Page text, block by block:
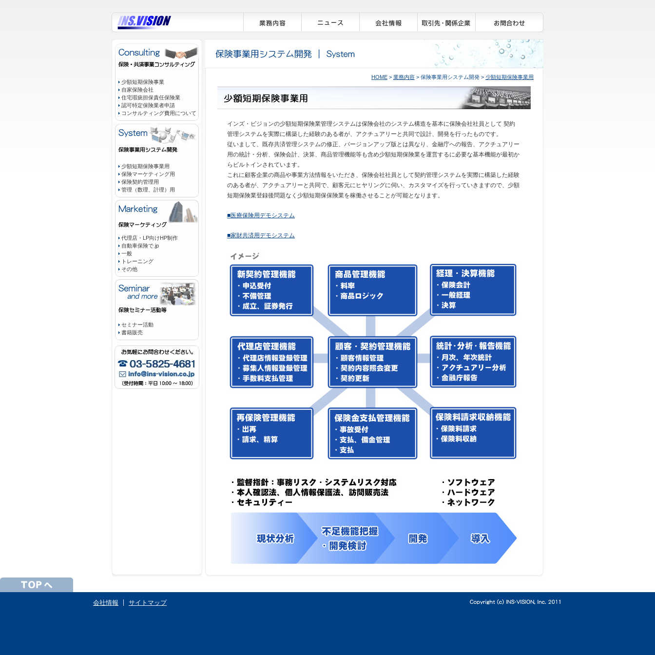
少額短期保険事業
自家保険会社
住宅瑕疵担保責任保険業
認可特定保険業者申請
コンサルティング費用について
少額短期保険事業用
保険マーケティング用
保険契約管理用
管理（数理、計理）用
代理店・LP向けHP制作
自動車保険で.jp
一般
トレーニング
その他
セミナー活動
書籍販売
HOME > 業務内容 > 保険事業用システム開発 > 少額短期保険事業用
インズ・ビジョンの少額短期保険業管理システムは保険会社のシステム構造を基本に保険会社社員として 契約
管理システムを実際に構築した経験のある者が、アクチュアリーと共同で設計、開発を行ったものです。
従いまして、既存共済管理システムの修正、バージョンアップ版とは異なり、金融庁への報告、アクチュアリー
用の統計・分析、保険会計、決算、商品管理機能等も含め少額短期保険業を運営するに必要な基本機能が最初か
らビルトインされています。
これに顧客企業の商品や事業方法情報をいただき、保険会社社員として契約管理システムを実際に構築した経験
のある者が、アクチュアリーと共同で、顧客元にヒヤリングに伺い、カスタマイズを行っていきますので、少額
短期保険業登録後問題なく少額短期保保険業を稼働させることが可能となります。
■医療保険用デモシステム
■家財共済用デモシステム
会社情報 サイトマップ